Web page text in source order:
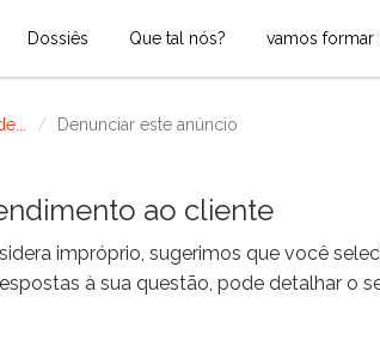
Dossiês Que tal nós? vamos formar
Denunciar este anúncio
ao cliente
impróprio, sugerimos que você
à sua questão, pode detalhar o